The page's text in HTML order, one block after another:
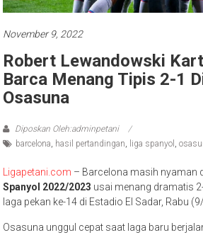
November 9, 2022
Robert Lewandowski
Barca Menang Tipis 2-1
Osasuna
Diposkan Oleh:adminpetani
barcelona, hasil pertandingan, liga spanyol ,
Ligapetani.com – Barcelona masih nyaman
Spanyol 2022/2023 usai menang dramatis
laga pekan ke-14 di Estadio El Sadar, Rabu
Osasuna unggul cepat saat laga baru